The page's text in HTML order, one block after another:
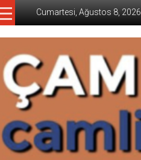
Cumartesi, Ağustos 8, 2026
CAMLIMANI
AKADEMI